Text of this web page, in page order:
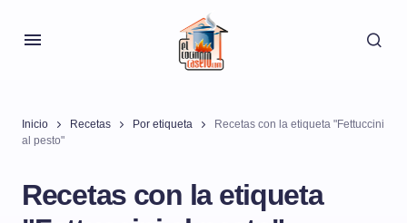
Inicio Recetas Por etiqueta
Recetas con la etiqueta "Fettuccini
al pesto"
Recetas con la etiqueta